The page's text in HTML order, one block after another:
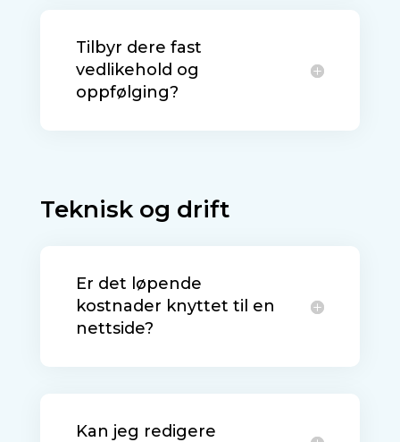
Tilbyr dere fast
vedlikehold og
oppfølging?
Teknisk og drift
Er det løpende
kostnader knyttet til en
nettside?
Kan jeg redigere